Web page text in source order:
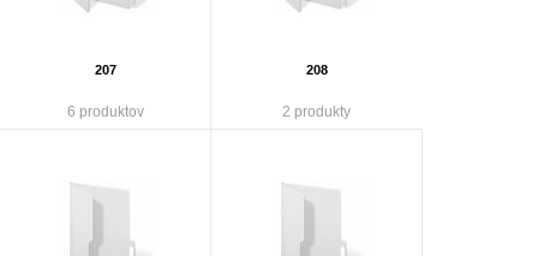
207
6 produktov
208
2 produkty